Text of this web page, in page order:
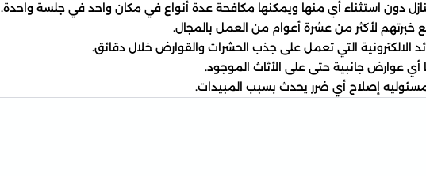
دون استثناء أي منها ويمكنها مكافحة عدة أنواع في مكان واحد في جلسة واحدة.
خبرتهم لأكثر من عشرة أعوام من العمل بالمجال.
الالكترونية التي تعمل على جذب الحشرات والقوارض خلال دقائق.
عوارض جانبية حتى على الأثاث الموجود.
إصلاح أي ضرر يحدث بسبب المبيدات.